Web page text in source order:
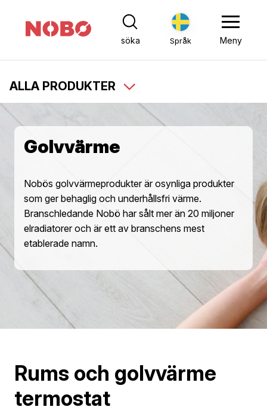
söka Språk Meny
ALLA PRODUKTER
Golvvärme
Nobös golvvärmeprodukter är osynliga produkter
som ger behaglig och underhållsfri värme.
Branschledande Nobö har sålt mer än 20 miljoner
elradiatorer och är ett av branschens mest
etablerade namn.
Rums och golvvärme
termostat